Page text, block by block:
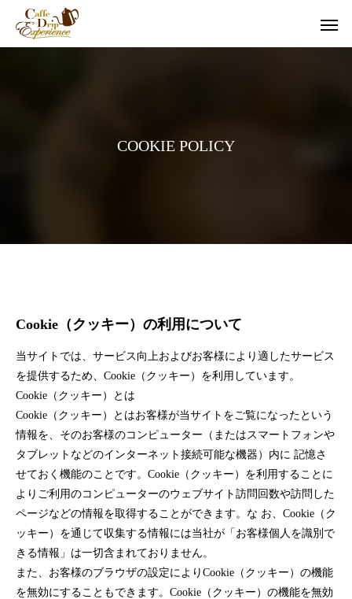
COOKIE POLICY
Cookie（クッキー）の利用について
当サイトでは、サービス向上およびお客様により適したサービス
を提供するため、Cookie（クッキー）を利用しています。
Cookie（クッキー）とは
Cookie（クッキー）とはお客様が当サイトをご覧になったという
情報を、そのお客様のコンピューター（またはスマートフォンや
タブレットなどのインターネット接続可能な機器）内に 記憶さ
せておく機能のことです。Cookie（クッキー）を利用することに
よりご利用のコンピューターのウェブサイト訪問回数や訪問した
ページなどの情報を取得することができます。な お、Cookie（ク
ッキー）を通じて収集する情報には当社が「お客様個人を識別で
きる情報」は一切含まれておりません。
また、お客様のブラウザの設定によりCookie（クッキー）の機能
を無効にすることもできます。Cookie（クッキー）の機能を無効